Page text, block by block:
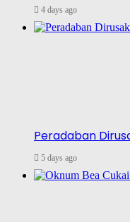
4 days ago
Peradaban
5 days ago